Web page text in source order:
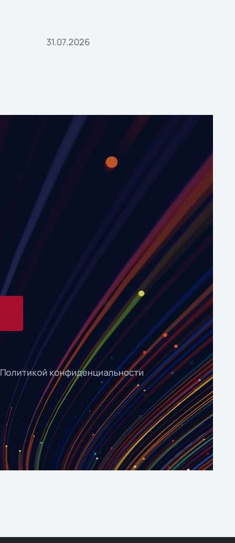
31.07.2026
Политикой конфиденциальности